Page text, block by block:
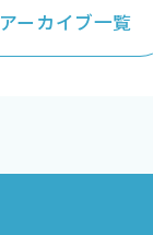
アーカイブ一覧